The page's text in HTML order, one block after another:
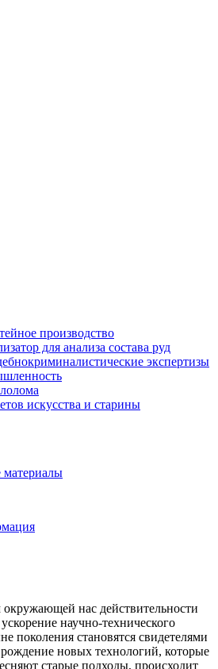
производство
для анализа состава руд
экспертизы
искусства и старины
нас действительности
научно-технического
поколения становятся свидетелями
новых технологий, которые
старые подходы, происходит